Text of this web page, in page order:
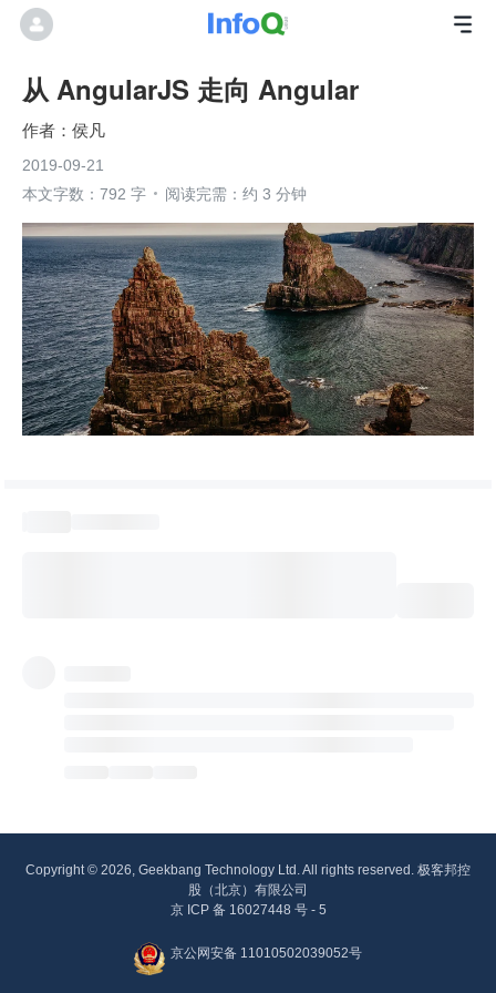
从 AngularJS 走向 Angular
侯凡
2019-09-21
本文字数：792 字
阅读完需：约 3 分钟
Copyright © 2026, Geekbang Technology Ltd. All rights reserved. 极客邦控
股（北京）有限公司
京 ICP 备 16027448 号 - 5
京公网安备 11010502039052号